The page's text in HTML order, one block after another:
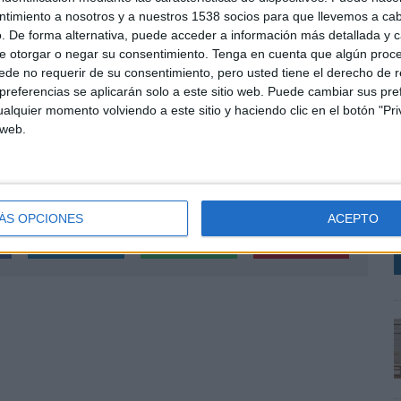
a nosotros y a nuestros 1538 socios para que llevemos a
De forma alternativa, puede acceder a información más detallada y
otorgar o negar su consentimiento. Tenga en cuenta que algún
no requerir de su consentimiento, pero usted tiene el derecho de
se aplicarán solo a este sitio web. Puede cambiar sus
momento volviendo a este sitio y haciendo clic en el botón
OPCIONES ACEPTO
hecho él" comenta Agustín Vivancos, presidente
y cariño a todos los presidentes que ha
aquellos que se han atrevido a ser directores del
las que he trabajado en algún momento de mi
en el que creo y me apasiona. La publicidad ha
más de 30 años y emocionalmente nunca estaré
SHARE ENVIAR PIN